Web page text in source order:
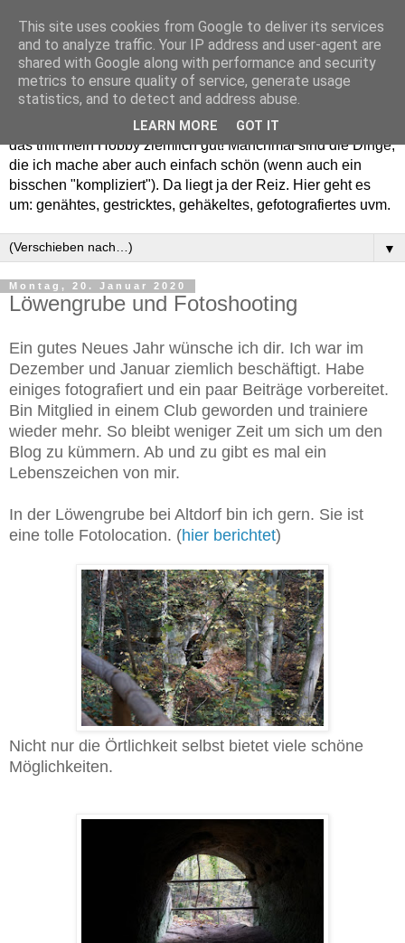
Willkommen in meinem "Wohnzimmer". Einfach und schön -
das trifft mein Hobby ziemlich gut! Manchmal sind die Dinge,
die ich mache aber auch einfach schön (wenn auch ein
bisschen "kompliziert"). Da liegt ja der Reiz. Hier geht es
um: genähtes, gestricktes, gehäkeltes, gefotografiertes uvm.
▼
Montag, 20. Januar 2020
Löwengrube und Fotoshooting
Ein gutes Neues Jahr wünsche ich dir. Ich war im
Dezember und Januar ziemlich beschäftigt. Habe
einiges fotografiert und ein paar Beiträge vorbereitet.
Bin Mitglied in einem Club geworden und trainiere
wieder mehr. So bleibt weniger Zeit um sich um den
Blog zu kümmern. Ab und zu gibt es mal ein
Lebenszeichen von mir.
In der Löwengrube bei Altdorf bin ich gern. Sie ist
eine tolle Fotolocation. (hier berichtet)
Nicht nur die Örtlichkeit selbst bietet viele schöne
Möglichkeiten.
This site uses cookies from Google to deliver its services
and to analyze traffic. Your IP address and user-agent are
shared with Google along with performance and security
metrics to ensure quality of service, generate usage
statistics, and to detect and address abuse.
LEARN MORE GOT IT